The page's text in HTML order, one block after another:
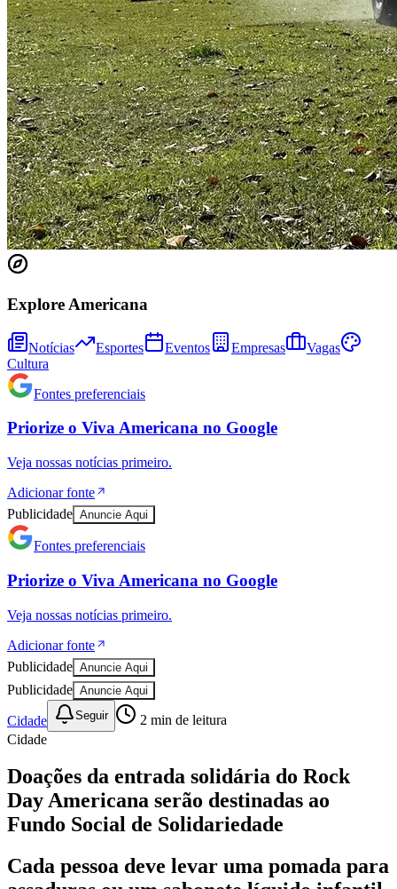
Athletico-PR
Bragantino
Explore Americana
Notícias Esportes Eventos Empresas
Vagas
Cultura
Fontes preferenciais
Priorize o Viva Americana no Google
Veja nossas notícias primeiro.
Adicionar fonte
Publicidade Anuncie Aqui
Fontes preferenciais
Priorize o Viva Americana no Google
Veja nossas notícias primeiro.
Adicionar fonte
Publicidade Anuncie Aqui
Publicidade Anuncie Aqui
Cidade Seguir 2 min de leitura
Cidade
Doações da entrada solidária do Rock
Day Americana serão destinadas ao
Fundo Social de Solidariedade
Cada pessoa deve levar uma pomada para